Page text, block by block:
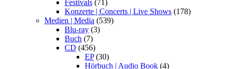
Festivals (71)
Konzerte | Concerts | Live Shows (178)
Medien | Media (539)
Blu-ray (3)
Buch (7)
CD (456)
EP(30)
Hörbuch | Audio Book (4)